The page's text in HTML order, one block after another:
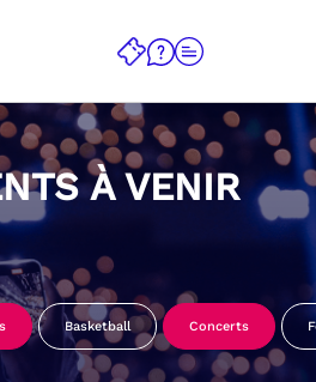
À VENIR
Basketball Concerts